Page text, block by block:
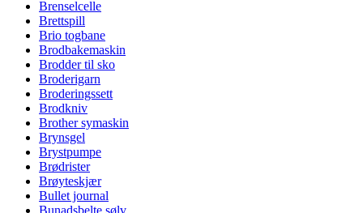
Brenselcelle
Brettspill
Brio togbane
Brodbakemaskin
Brodder til sko
Broderigarn
Broderingssett
Brodkniv
Brother symaskin
Brynsgel
Brystpumpe
Brødrister
Brøyteskjær
Bullet journal
Bunadsbelte sølv